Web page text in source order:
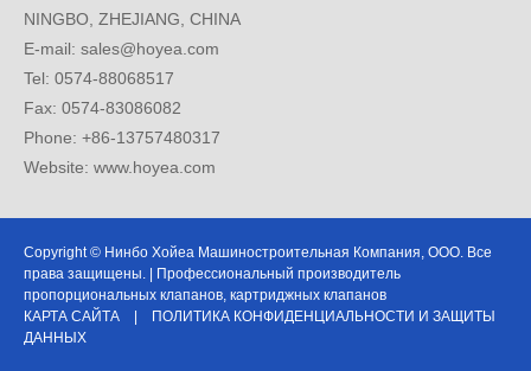
NINGBO, ZHEJIANG, CHINA
E-mail: sales@hoyea.com
Tel: 0574-88068517
Fax: 0574-83086082
Phone: +86-13757480317
Website: www.hoyea.com
Copyright © Нинбо Хойеа Машиностроительная Компания, ООО. Все
права защищены. | Профессиональный производитель
пропорциональных клапанов, картриджных клапанов
КАРТА САЙТА | ПОЛИТИКА КОНФИДЕНЦИАЛЬНОСТИ И ЗАЩИТЫ
ДАННЫХ